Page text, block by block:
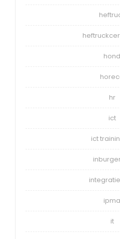
hond
hr
ict
ict
ipma
it